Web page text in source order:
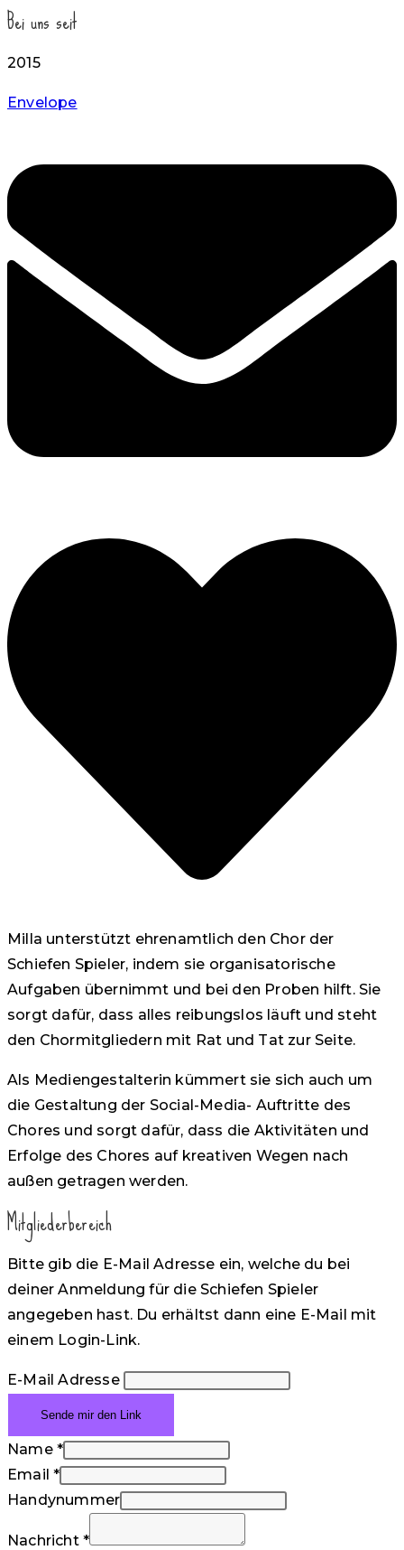
Bei uns seit
2015
Envelope
Milla unterstützt ehrenamtlich den Chor der
Schiefen Spieler, indem sie organisatorische
Aufgaben übernimmt und bei den Proben hilft. Sie
sorgt dafür, dass alles reibungslos läuft und steht
den Chormitgliedern mit Rat und Tat zur Seite.
Als Mediengestalterin kümmert sie sich auch um
die Gestaltung der Social-Media- Auftritte des
Chores und sorgt dafür, dass die Aktivitäten und
Erfolge des Chores auf kreativen Wegen nach
außen getragen werden.
Mitgliederbereich
Bitte gib die E-Mail Adresse ein, welche du bei
deiner Anmeldung für die Schiefen Spieler
angegeben hast. Du erhältst dann eine E-Mail mit
einem Login-Link.
E-Mail Adresse
Name *
Email*
Handynummer
Nachricht *